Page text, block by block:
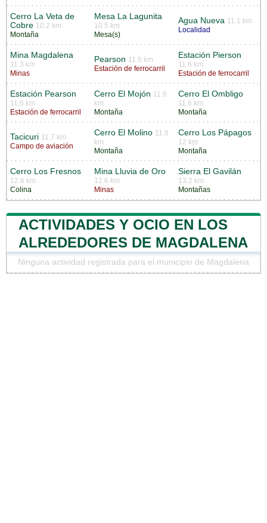
Cerro La Veta de
Cobre 10.2 km
Montaña
Mesa La Lagunita
10.5 km
Mesa(s)
Agua Nueva 11.1 km
Localidad
Mina Magdalena
11.3 km
Minas
Pearson 11.6 km
Estación de ferrocarril
Estación Pierson
11.6 km
Estación de ferrocarril
Estación Pearson
11.6 km
Estación de ferrocarril
Cerro El Mojón 11.6
km
Montaña
Cerro El Ombligo
11.6 km
Montaña
Tacicuri 11.7 km
Campo de aviación
Cerro El Molino 11.8
km
Montaña
Cerro Los Pápagos
12 km
Montaña
Cerro Los Fresnos
12.6 km
Colina
Mina Lluvia de Oro
12.6 km
Minas
Sierra El Gavilán
13.2 km
Montañas
ACTIVIDADES Y OCIO EN LOS
ALREDEDORES DE MAGDALENA
Ninguna actividad registrada para el municipio de Magdalena